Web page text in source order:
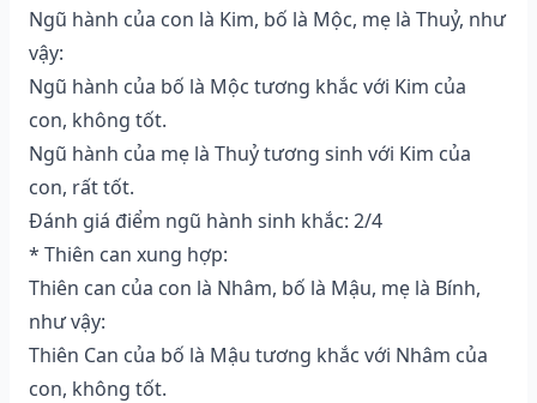
Ngũ hành của con là Kim, bố là Mộc, mẹ là Thuỷ, như
vậy:
Ngũ hành của bố là Mộc tương khắc với Kim của
con, không tốt.
Ngũ hành của mẹ là Thuỷ tương sinh với Kim của
con, rất tốt.
Đánh giá điểm ngũ hành sinh khắc: 2/4
* Thiên can xung hợp:
Thiên can của con là Nhâm, bố là Mậu, mẹ là Bính,
như vậy:
Thiên Can của bố là Mậu tương khắc với Nhâm của
con, không tốt.